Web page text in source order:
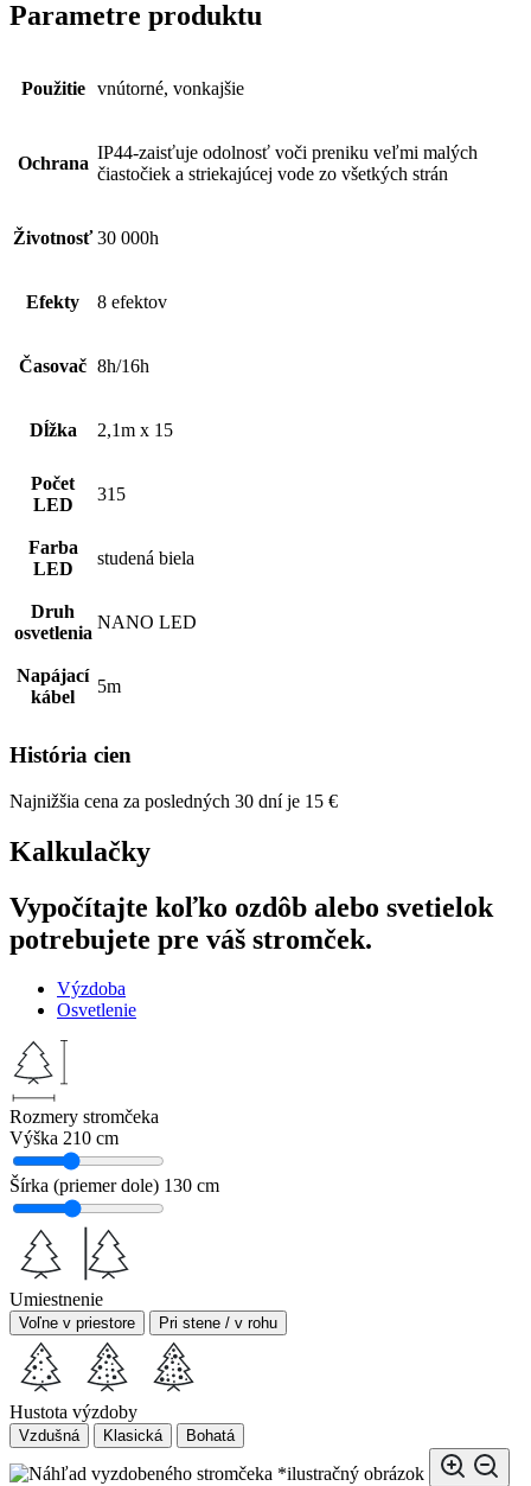
Parametre produktu
Použitie vnútorné, vonkajšie
Ochrana
IP44-zaisťuje odolnosť voči preniku veľmi malých
čiastočiek a striekajúcej vode zo všetkých strán
Životnosť 30 000h
Efekty 8 efektov
Časovač 8h/16h
Dĺžka 2,1m x 15
Počet
LED
315
Farba
LED
studená biela
Druh
osvetlenia
NANO LED
Napájací
kábel
5m
História cien
Najnižšia cena za posledných 30 dní je 15 €
Kalkulačky
Vypočítajte koľko ozdôb alebo svetielok
potrebujete pre váš stromček.
Výzdoba
Osvetlenie
Rozmery stromčeka
Výška 210 cm
Šírka (priemer dole) 130 cm
Umiestnenie
Voľne v priestore Pri stene / v rohu
Hustota výzdoby
Vzdušná Klasická Bohatá
*ilustračný obrázok